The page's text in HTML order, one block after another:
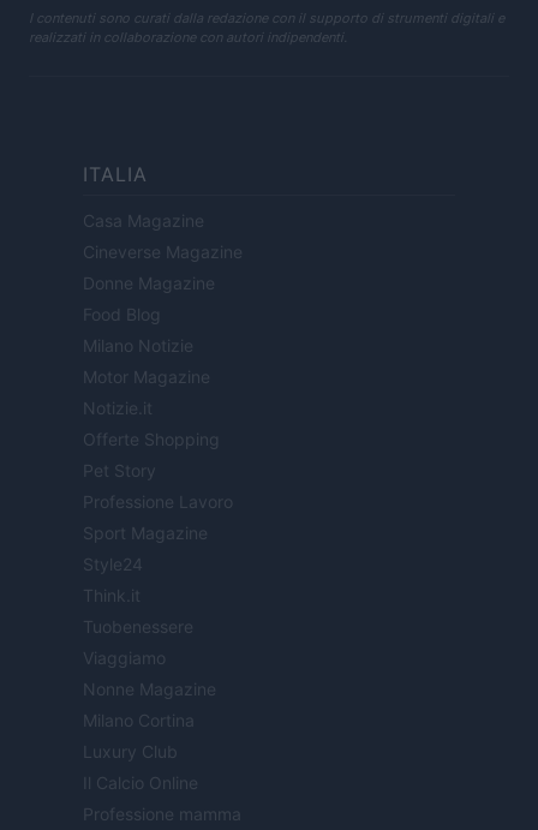
I contenuti sono curati dalla redazione con il supporto di strumenti digitali e
realizzati in collaborazione con autori indipendenti.
ITALIA
Casa Magazine
Cineverse Magazine
Donne Magazine
Food Blog
Milano Notizie
Motor Magazine
Notizie.it
Offerte Shopping
Pet Story
Professione Lavoro
Sport Magazine
Style24
Think.it
Tuobenessere
Viaggiamo
Nonne Magazine
Milano Cortina
Luxury Club
Il Calcio Online
Professione mamma